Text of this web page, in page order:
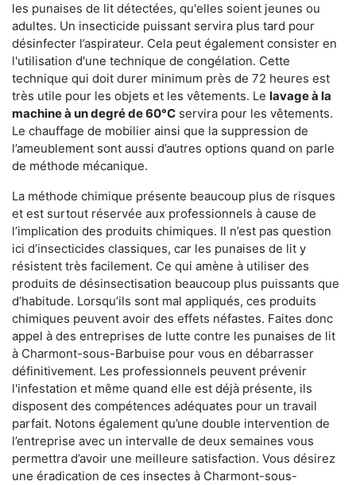
les punaises de lit détectées, qu'elles soient jeunes ou
adultes. Un insecticide puissant servira plus tard pour
désinfecter l’aspirateur. Cela peut également consister en
l'utilisation d'une technique de congélation. Cette
technique qui doit durer minimum près de 72 heures est
très utile pour les objets et les vêtements. Le lavage à la
machine à un degré de 60°C servira pour les vêtements.
Le chauffage de mobilier ainsi que la suppression de
l’ameublement sont aussi d’autres options quand on parle
de méthode mécanique.
La méthode chimique présente beaucoup plus de risques
et est surtout réservée aux professionnels à cause de
l’implication des produits chimiques. Il n’est pas question
ici d’insecticides classiques, car les punaises de lit y
résistent très facilement. Ce qui amène à utiliser des
produits de désinsectisation beaucoup plus puissants que
d’habitude. Lorsqu’ils sont mal appliqués, ces produits
chimiques peuvent avoir des effets néfastes. Faites donc
appel à des entreprises de lutte contre les punaises de lit
à Charmont-sous-Barbuise pour vous en débarrasser
définitivement. Les professionnels peuvent prévenir
l'infestation et même quand elle est déjà présente, ils
disposent des compétences adéquates pour un travail
parfait. Notons également qu’une double intervention de
l’entreprise avec un intervalle de deux semaines vous
permettra d’avoir une meilleure satisfaction. Vous désirez
une éradication de ces insectes à Charmont-sous-